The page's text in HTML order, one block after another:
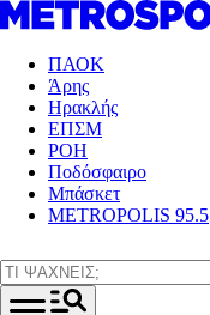
ΠΑΟΚ
Άρης
Ηρακλής
ΕΠΣΜ
ΡΟΗ
Ποδόσφαιρο
Μπάσκετ
METROPOLIS 95.5